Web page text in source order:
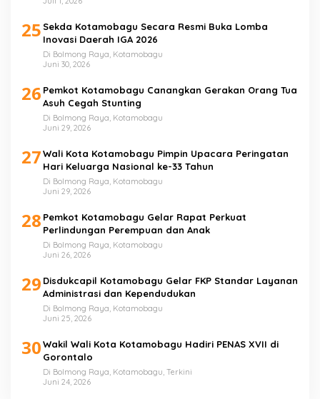
25 Sekda Kotamobagu Secara Resmi Buka Lomba
Inovasi Daerah IGA 2026
Di Bolmong Raya, Kotamobagu
Juni 30, 2026
26 Pemkot Kotamobagu Canangkan Gerakan Orang Tua
Asuh Cegah Stunting
Di Bolmong Raya, Kotamobagu
Juni 29, 2026
27Wali Kota Kotamobagu Pimpin Upacara Peringatan
Hari Keluarga Nasional ke-33 Tahun
Di Bolmong Raya, Kotamobagu
Juni 29, 2026
28 Pemkot Kotamobagu Gelar Rapat Perkuat
Perlindungan Perempuan dan Anak
Di Bolmong Raya, Kotamobagu
Juni 26, 2026
29 Disdukcapil Kotamobagu Gelar FKP Standar Layanan
Administrasi dan Kependudukan
Di Bolmong Raya, Kotamobagu
Juni 25, 2026
30Wakil Wali Kota Kotamobagu Hadiri PENAS XVII di
Gorontalo
Di Bolmong Raya, Kotamobagu, Terkini
Juni 24, 2026